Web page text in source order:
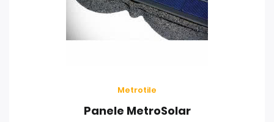
Metrotile
Panele MetroSolar